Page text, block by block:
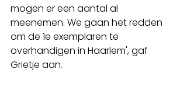
mogen er een aantal al
meenemen. We gaan het redden
om de 1e exemplaren te
overhandigen in Haarlem', gaf
Grietje aan.